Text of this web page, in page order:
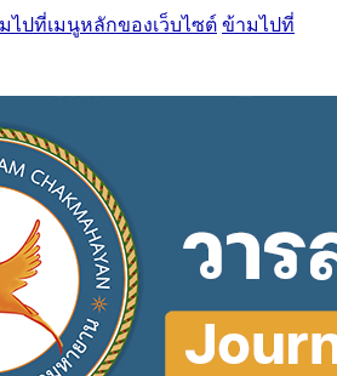
ไปที่เมนูหลักของเว็บไซต์ ข้ามไปที่